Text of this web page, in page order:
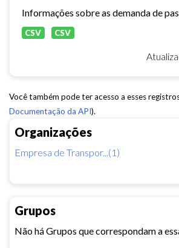
Organizações
Empresa de Transpor...(1)
Grupos
Não há Grupos que correspondam a
CSV CSV
Você também pode ter acesso a esses
Documentação da API).